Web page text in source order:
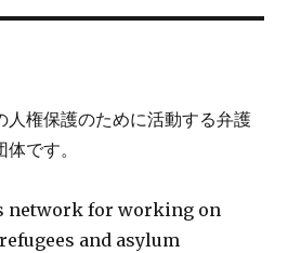
人権保護のために活動する弁護
です。
network for working on
and asylum